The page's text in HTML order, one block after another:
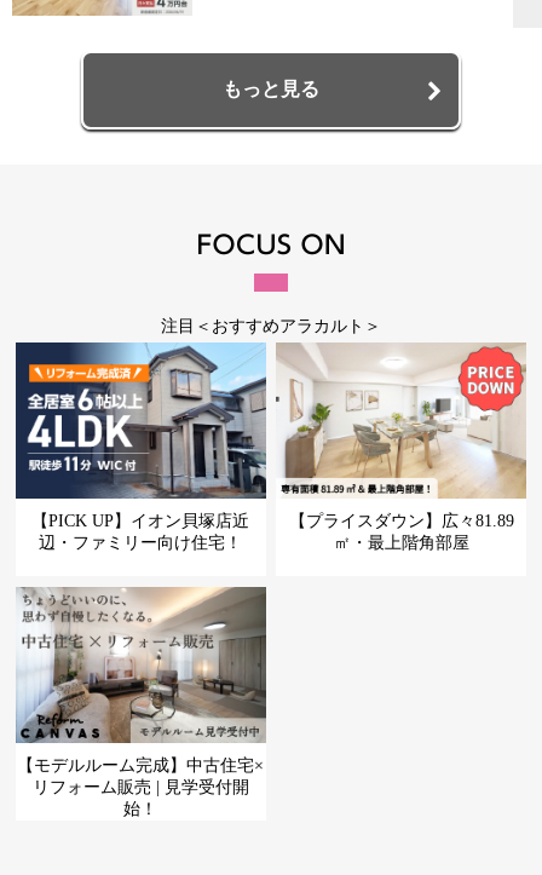
もっと見る
注目＜おすすめアラカルト＞
【PICK UP】イオン貝塚店近
辺・ファミリー向け住宅！
【プライスダウン】広々81.89
㎡・最上階角部屋
【モデルルーム完成】中古住宅×
リフォーム販売 | 見学受付開
始！